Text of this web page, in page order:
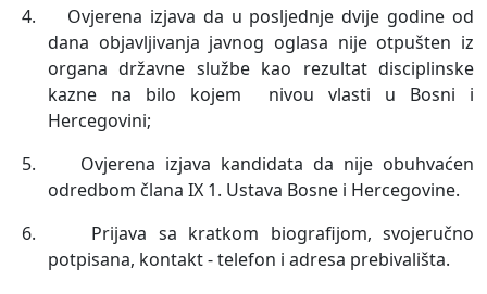
4.
Ovjerena izjava da u posljednje dvije godine od
dana objavljivanja javnog oglasa nije otpušten iz
organa državne službe kao rezultat disciplinske
kazne na bilo kojem
nivou vlasti u Bosni i
Hercegovini;
5.
Ovjerena izjava kandidata da nije obuhvaćen
odredbom člana IX 1. Ustava Bosne i Hercegovine.
6.
Prijava sa kratkom biografijom, svojeručno
potpisana, kontakt - telefon i adresa prebivališta.